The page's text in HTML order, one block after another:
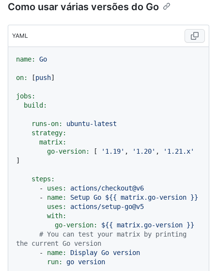
Como usar várias versões do Go
YAML
name: Go
on: [push]
jobs:
build:
runs-on:
ubuntu-latest
strategy:
matrix:
go-version:
[ '1.19' , '1.20' ,
'1.21.x'
]
steps:
-
uses:
actions/checkout@v6
-
name: Setup Go ${{ matrix.go-version }}
uses:
actions/setup-go@v5
with:
go-version:
${{ matrix.go-version }}
# You can test your matrix by printing
the current Go version
-
name: Display Go version
run:
go version